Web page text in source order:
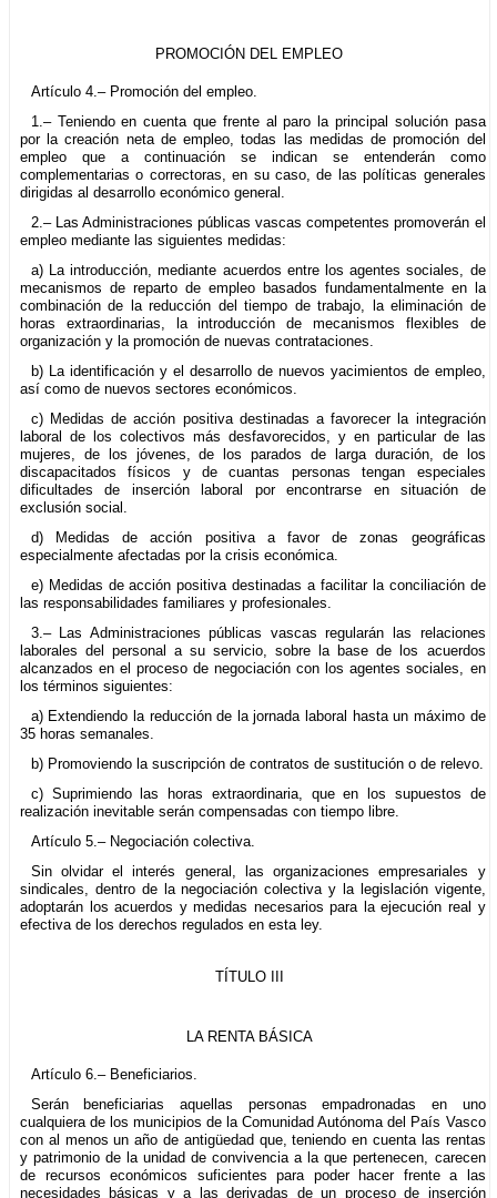
PROMOCIÓN DEL EMPLEO
Artículo 4.– Promoción del empleo.
1.– Teniendo en cuenta que frente al paro la principal solución pasa
por la creación neta de empleo, todas las medidas de promoción del
empleo que a continuación se indican se entenderán como
complementarias o correctoras, en su caso, de las políticas generales
dirigidas al desarrollo económico general.
2.– Las Administraciones públicas vascas competentes promoverán el
empleo mediante las siguientes medidas:
a) La introducción, mediante acuerdos entre los agentes sociales, de
mecanismos de reparto de empleo basados fundamentalmente en la
combinación de la reducción del tiempo de trabajo, la eliminación de
horas extraordinarias, la introducción de mecanismos flexibles de
organización y la promoción de nuevas contrataciones.
b) La identificación y el desarrollo de nuevos yacimientos de empleo,
así como de nuevos sectores económicos.
c) Medidas de acción positiva destinadas a favorecer la integración
laboral de los colectivos más desfavorecidos, y en particular de las
mujeres, de los jóvenes, de los parados de larga duración, de los
discapacitados físicos y de cuantas personas tengan especiales
dificultades de inserción laboral por encontrarse en situación de
exclusión social.
d) Medidas de acción positiva a favor de zonas geográficas
especialmente afectadas por la crisis económica.
e) Medidas de acción positiva destinadas a facilitar la conciliación de
las responsabilidades familiares y profesionales.
3.– Las Administraciones públicas vascas regularán las relaciones
laborales del personal a su servicio, sobre la base de los acuerdos
alcanzados en el proceso de negociación con los agentes sociales, en
los términos siguientes:
a) Extendiendo la reducción de la jornada laboral hasta un máximo de
35 horas semanales.
b) Promoviendo la suscripción de contratos de sustitución o de relevo.
c) Suprimiendo las horas extraordinaria, que en los supuestos de
realización inevitable serán compensadas con tiempo libre.
Artículo 5.– Negociación colectiva.
Sin olvidar el interés general, las organizaciones empresariales y
sindicales, dentro de la negociación colectiva y la legislación vigente,
adoptarán los acuerdos y medidas necesarios para la ejecución real y
efectiva de los derechos regulados en esta ley.
TÍTULO III
LA RENTA BÁSICA
Artículo 6.– Beneficiarios.
Serán beneficiarias aquellas personas empadronadas en uno
cualquiera de los municipios de la Comunidad Autónoma del País Vasco
con al menos un año de antigüedad que, teniendo en cuenta las rentas
y patrimonio de la unidad de convivencia a la que pertenecen, carecen
de recursos económicos suficientes para poder hacer frente a las
necesidades básicas y a las derivadas de un proceso de inserción